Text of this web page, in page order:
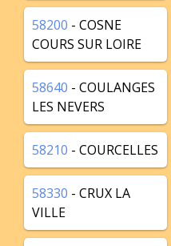
58200 - COSNE
COURS SUR LOIRE
58640 - COULANGES
LES NEVERS
58210 - COURCELLES
58330 - CRUX LA
VILLE